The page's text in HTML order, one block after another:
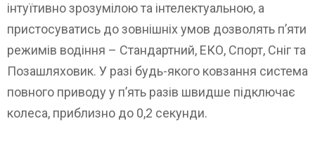
інтуїтивно зрозумілою та інтелектуальною, а
пристосуватись до зовнішніх умов дозволять п’яти
режимів водіння – Стандартний, ЕКО, Спорт, Сніг та
Позашляховик. У разі будь-якого ковзання система
повного приводу у п’ять разів швидше підключає
колеса, приблизно до 0,2 секунди.